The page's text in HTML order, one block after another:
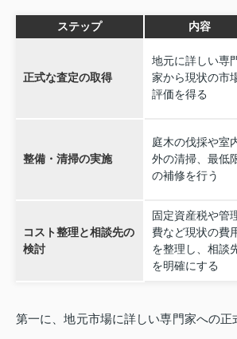
ステップ 内容
正式な査定の取得
地元に詳しい専
家から現状の市
評価を得る
整備・清掃の実施
庭木の伐採や室
外の清掃、最低
の補修を行う
コスト整理と相談先の
検討
固定資産税や管
費など現状の費
を整理し、相談
を明確にする
第一に、地元市場に詳しい専門家への正